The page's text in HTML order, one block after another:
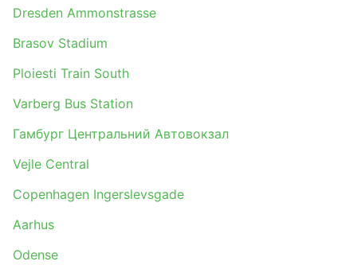
Dresden Ammonstrasse
Brasov Stadium
Ploiesti Train South
Varberg Bus Station
Гамбург Центральний Автовокзал
Vejle Central
Copenhagen Ingerslevsgade
Aarhus
Odense